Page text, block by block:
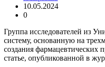
10.05.2024
0
Группа исследователей из
систему, основанную на
создания фармацевтических
статье, опубликованной в